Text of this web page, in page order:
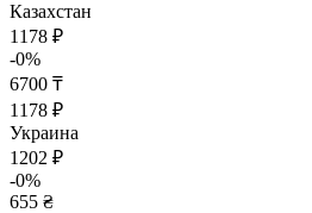
Казахстан
1178 ₽
-0%
6700 ₸
1178 ₽
Украина
1202 ₽
-0%
655 ₴